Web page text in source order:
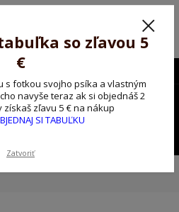
o trpezlivosť, v tomto období máme
malý darček ako ospravedlnenie.
nad 30€ s kódom pozorpes5 !!!
0,00 EUR
so zľavou 5
€
s fotkou svojho psíka a vlastným
navyše teraz ak si objednáš 2
zľavu 5 € na nákup
SI TABUĽKU
Zatvoriť